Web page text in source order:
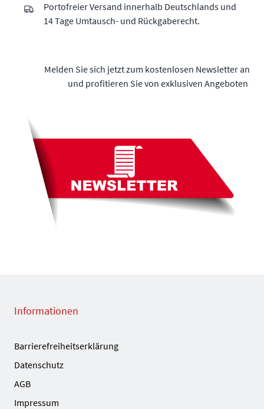
Portofreier Versand innerhalb Deutschlands und
14 Tage Umtausch- und Rückgaberecht.
Melden Sie sich jetzt zum kostenlosen Newsletter an
und profitieren Sie von exklusiven Angeboten
Informationen
Barrierefreiheitserklärung
Datenschutz
AGB
Impressum